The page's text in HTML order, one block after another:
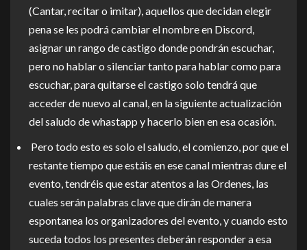
(Cantar, recitar o imitar), aquellos que decidan elegir
pena se les podrá cambiar el nombre en Discord,
asignar un rango de castigo donde pondrán escuchar,
pero no hablar o silenciar tanto para hablar como para
escuchar, para quitarse el castigo solo tendrá que
acceder de nuevo al canal, en la siguiente actualización
del saludo de whastapp y hacerlo bien en esa ocasión.
Pero todo esto es solo el saludo, el comienzo, por que el
restante tiempo que estáis en ese canal mientras dure el
evento, tendréis que estar atentos a las Ordenes, las
cuales serán palabras clave que dirán de manera
espontanea los organizadores del evento, y cuando esto
suceda todos los presentes deberán responder a esa